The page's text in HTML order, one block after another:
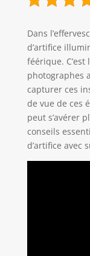
Dans
d’artifice
féérique. C’est
photographes
capturer ces
de vue de ces
peut s’avérer
conseils
d’artifice avec